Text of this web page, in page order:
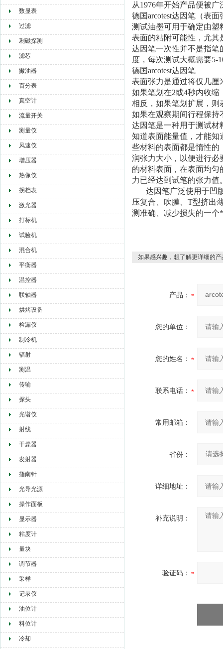
数显表
过滤
剩磁探测
滤芯
撇油器
百分表
真空计
流量开关
测量仪
风速仪
增压器
热像仪
拐档表
激光器
打标机
试验机
混合机
平衡器
温控器
联轴器
烘烤设备
检漏仪
制冷机
辐射
测温
传输
探头
光谱仪
射线
干燥器
发射器
指南针
光导光源
操作面板
显示器
粘度计
量块
调节器
采样
记录仪
油位计
料位计
冷却
从1976年开始产品便被
德国arcotest达因笔（表
测试油墨可用于确定由塑
表面的粘附可能性，尤其
达因笔一次性并不是指笔
度，每次测试大概需要5-
德国arcotest达因笔
表面张力是通过将仅几厘
如果笔划在2或4秒内收
相反，如果笔划扩展，则
如果在观察期间行程保持
达因笔是一种用于测试材
知道表面能量值，才能知
些材料的表面都是惰性的
润张力大小，以便进行必
的材料表面，在表面均
力已经达到试笔的张力
达因笔广泛使用于凹版
压复合、吹膜、T型挤出
测准确、减少损失的一个
如果感兴趣，想了解更详细的
产品：
您的单位：
您的姓名：
联系电话：
常用邮箱：
省份：
详细地址：
补充说明：
验证码：